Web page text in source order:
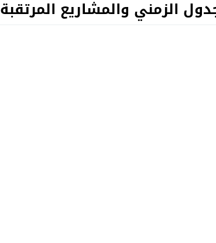
الزمني والمشاريع المرتقبة